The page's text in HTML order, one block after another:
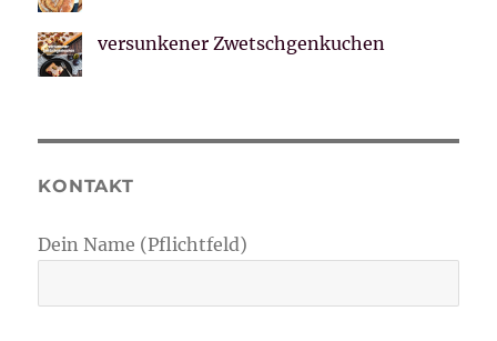
versunkener Zwetschgenkuchen
KONTAKT
Dein Name (Pflichtfeld)